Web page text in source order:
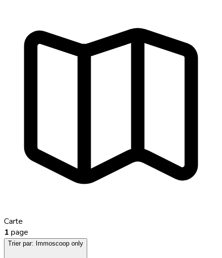
Carte
1 page
Trier par: Immoscoop only